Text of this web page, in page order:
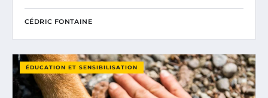
CÉDRIC FONTAINE
ÉDUCATION ET SENSIBILISATION